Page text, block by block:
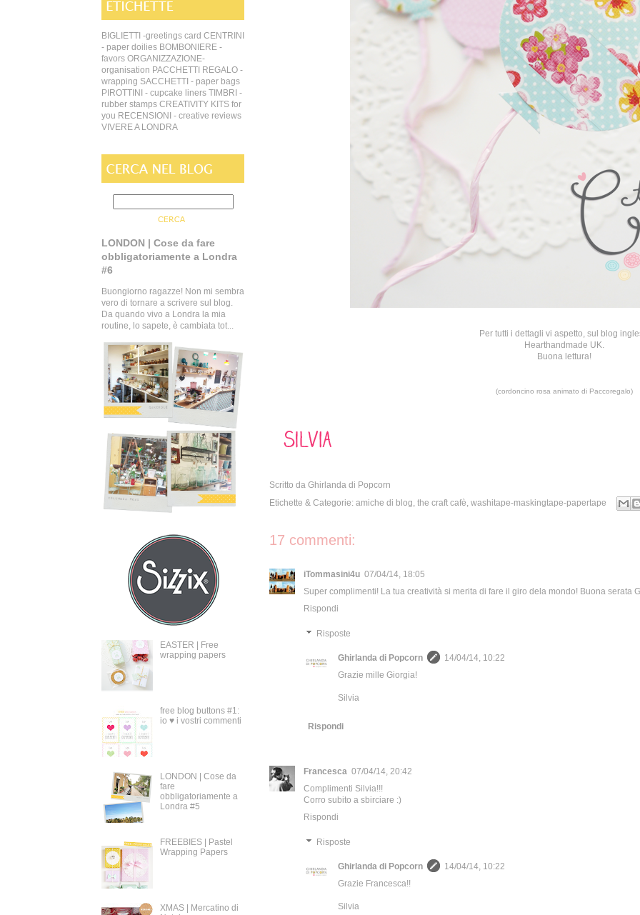
Per tutti i dettagli vi aspetto, sul blog
Hearthandmade UK.
Buona lettura!
(cordoncino rosa animato di Paccoregalo)
Scritto da Ghirlanda di Popcorn
Etichette & Categorie: amiche di blog, the craft cafè, washitape-maskingtape-papertape
17 commenti:
iTommasini4u 07/04/14, 18:05
Super complimenti! La tua creatività si merita di fare il giro dela mondo! Buona serata
Rispondi
Risposte
Ghirlanda di Popcorn
14/04/14, 10:22
Grazie mille Giorgia!
Silvia
Rispondi
Francesca 07/04/14, 20:42
Complimenti Silvia!!!
Corro subito a sbirciare :)
Rispondi
Risposte
Ghirlanda di Popcorn
14/04/14, 10:22
Grazie Francesca!!
Silvia
BIGLIETTI -greetings card CENTRINI
- paper doilies BOMBONIERE -
favors ORGANIZZAZIONE-
organisation PACCHETTI REGALO -
wrapping SACCHETTI - paper bags
PIROTTINI - cupcake liners TIMBRI -
rubber stamps CREATIVITY KITS for
you RECENSIONI - creative reviews
VIVERE A LONDRA
LONDON | Cose da fare
obbligatoriamente a Londra
#6
Buongiorno ragazze! Non mi sembra
vero di tornare a scrivere sul blog.
Da quando vivo a Londra la mia
routine, lo sapete, è cambiata tot...
EASTER | Free
wrapping papers
free blog buttons #1:
io ♥ i vostri commenti
LONDON | Cose da
fare
obbligatoriamente a
Londra #5
FREEBIES | Pastel
Wrapping Papers
XMAS | Mercatino di